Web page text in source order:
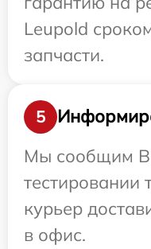
Leupold
запчасти.
5
Мы сообщим
тестировании
курьер
в офис.